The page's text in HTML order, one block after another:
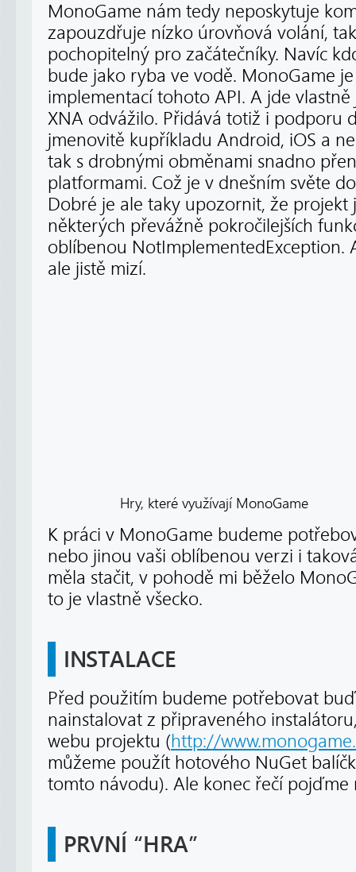
MonoGame nám tedy neposkytuje
zapouzdřuje nízko úrovňová volání,
pochopitelný pro začátečníky. Navíc
bude jako ryba ve vodě. MonoGame
implementací tohoto API. A jde vlastně
XNA odvážilo. Přidává totiž i podporu
jmenovitě kupříkladu Android, iOS a
tak s drobnými obměnami snadno
platformami. Což je v dnešním světe
Dobré je ale taky upozornit, že projekt
některých převážně pokročilejších
oblíbenou NotImplementedException.
ale jistě mizí.
Hry, které využívají MonoGame
K práci v MonoGame budeme
nebo jinou vaši oblíbenou verzi i
měla stačit, v pohodě mi běželo
to je vlastně všecko.
INSTALACE
Před použitím budeme potřebovat
nainstalovat z připraveného
webu projektu (http://
můžeme použít hotového NuGet
tomto návodu). Ale konec řečí pojďme
PRVNÍ “HRA”